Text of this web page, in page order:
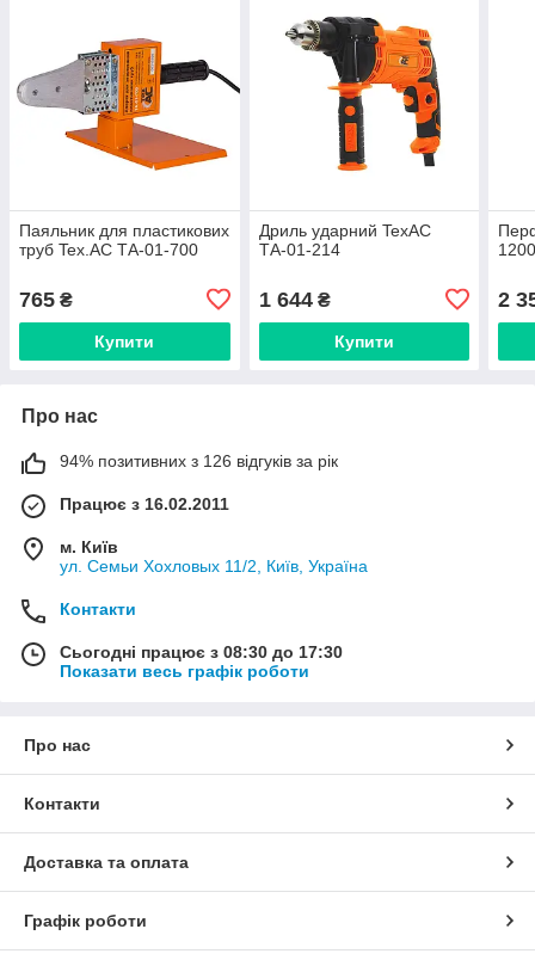
Паяльник для пластикових
труб Tex.AC ТА-01-700
765 ₴
Купити
Дриль ударний TexAC
ТА-01-214
1 644₴
Купити
2
Про нас
94% позитивних з 126 відгуків за рік
Працює з 16.02.2011
м. Київ
ул. Семьи Хохловых 11/2, Київ, Україна
Контакти
Сьогодні працює з 08:30 до 17:30
Показати весь графік роботи
Про нас
Контакти
Доставка та оплата
Графік роботи